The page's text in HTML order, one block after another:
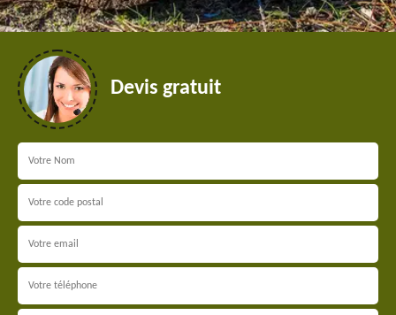
Devis gratuit